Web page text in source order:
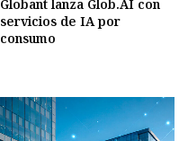
Globant lanza Glob.AI con
servicios de IA por
consumo